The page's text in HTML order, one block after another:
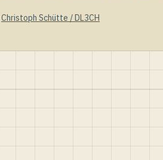
Christoph Schütte / DL3CH